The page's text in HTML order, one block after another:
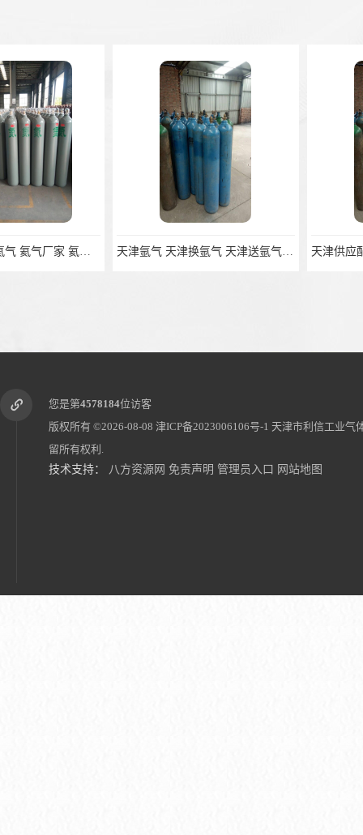
天津氩气 天津换氩气 天津送氩气 天津高纯氩气 氩气租赁 天津供应
天津氦气 高纯氦气 氦气厂家 氦气价格配送
您是第4578184位访客
版权所有 ©2026-08-08 津ICP备2023006106号-1 天津市利信工业气
留所有权利.
技术支持： 八方资源网 免责声明 管理员入口 网站地图